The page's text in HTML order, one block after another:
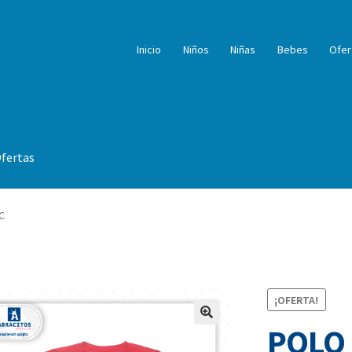
Inicio Niños Niñas Bebes
¡OFERTA!